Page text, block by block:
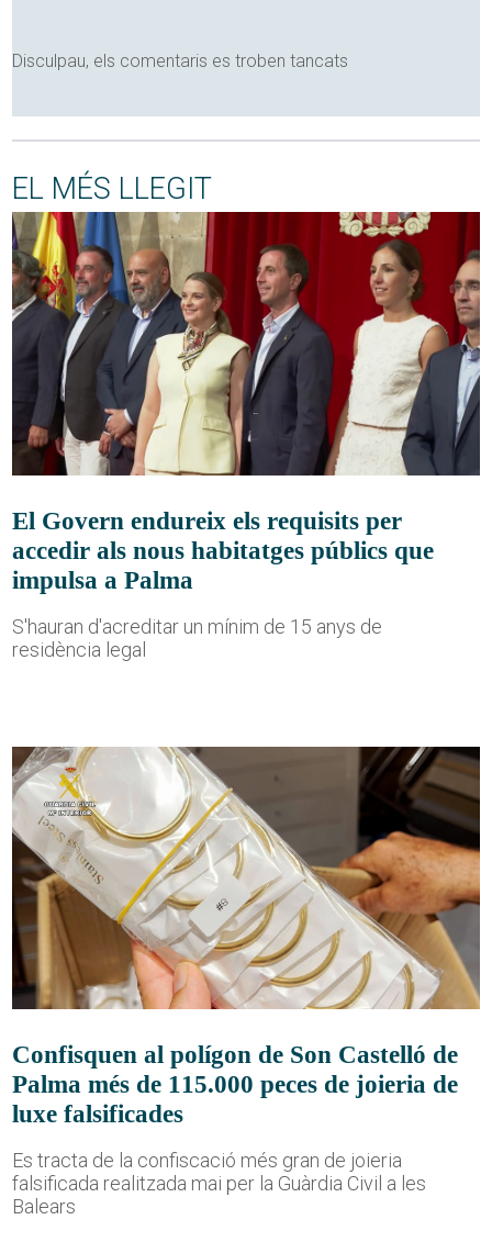
Disculpau, els comentaris es troben tancats
EL MÉS LLEGIT
El Govern endureix els requisits per
accedir als nous habitatges públics que
impulsa a Palma
S'hauran d'acreditar un mínim de 15 anys de
residència legal
Confisquen al polígon de Son Castelló de
Palma més de 115.000 peces de joieria de
luxe falsificades
Es tracta de la confiscació més gran de joieria
falsificada realitzada mai per la Guàrdia Civil a les
Balears